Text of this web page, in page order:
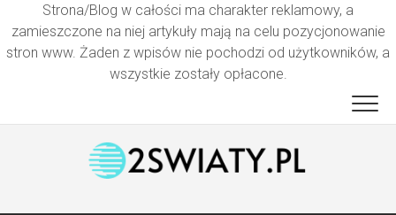
Strona/Blog w całości ma charakter reklamowy, a
zamieszczone na niej artykuły mają na celu pozycjonowanie
stron www. Żaden z wpisów nie pochodzi od użytkowników, a
wszystkie zostały opłacone.